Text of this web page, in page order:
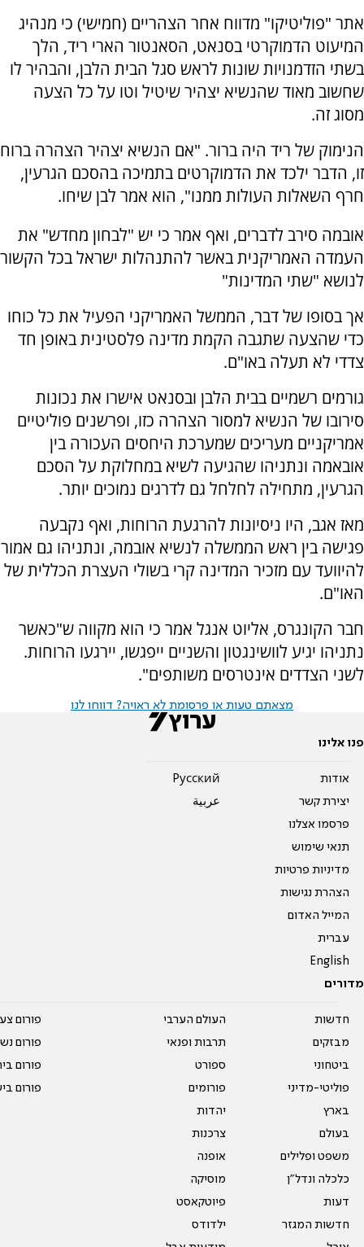
אתר "פוליטיקו" מדווח אחר הצהריים (חמישי) כי מנהיג
המיעוט הדמוקרטי בסנאט, הסאנטור הארי ריד, הלך
בשתי הזדמנויות שונות לראש סגל הבית הלבן, והבהיר לו
שחשוב מאוד שהנשיא יצהיר שיטיל וטו על כל הצעה
מסוג זה.
הנימוק של ריד היה ברור. "אם הנשיא יצהיר הצהרה ברוח
זו, הדבר ילכד את הדמוקרטים בתמיכה בהסכם הגרעין,
חרף השאלות העולות ממנו", הוא אמר לבן שיחו.
אובמה סירב לדברים, ואף אמר כי יש "לבחון מחדש" את
העמדה האמריקנית באשר להתנהלות ישראל בכל הקשור
לנושא "שתי המדינות"
אך בסופו של דבר, הממשל האמריקני הפעיל את כל כוחו
כדי שהצעה שתגבה הקמת מדינה פלסטינית באופן חד
צדדי לא תעלה באו"ם.
גורמים רשמיים בבית הלבן ובסנאט אישרו את נכונות
סירובו של הנשיא למסור הצהרה כזו, ופרשנים פוליטיים
אמריקניים מעריכים שמערכת היחסים העכורה בין
אובאמה ונתניהו שהגיעה לשיא במחלוקת על הסכם
הגרעין, מתחילה לחלחל גם לדרגים נמוכים יותר.
מאז אגב, היו ניסיונות להרגעת הרוחות, ואף נקבעה
פגישה בין ראש הממשלה לנשיא אובמה, ונתניהו גם אמור
להיוועד עם מזכיר המדינה קרי בשולי העצרת הכללית של
האו"ם.
חבר הקונגרס, אליוט אנגל אמר כי הוא מקווה ש"כאשר
נתניהו יגיע לוושינגטון והשניים ייפגשו, יירגעו הרוחות.
לשני הצדדים אינטרסים משותפים".
מצאתם טעות או פרסומת לא ראויה? דווחו לנו
פנו אלינו
אודות
יצירת קשר
פרסמו אצלנו
תנאי שימוש
מדיניות פרטיות
הצהרת נגישות
המייל האדום
עברית
English
Pусский
عربية
מדורים
חדשות
מבזקים
ביטחוני
פוליטי-מדיני
בארץ
בעולם
משפט ופלילים
כלכלה ונדל"ן
דעות
חדשות המגזר
העולם הערבי
תרבות ופנאי
ספורט
פורומים
יהדות
צרכנות
אופנה
מוסיקה
פיוטקאסט
ילדודס
פורום
פורום
פורום
פורום